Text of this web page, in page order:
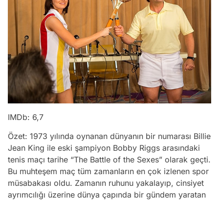
IMDb: 6,7
Özet: 1973 yılında oynanan dünyanın bir numarası Billie
Jean King ile eski şampiyon Bobby Riggs arasındaki
tenis maçı tarihe “The Battle of the Sexes” olarak geçti.
Bu muhteşem maç tüm zamanların en çok izlenen spor
müsabakası oldu. Zamanın ruhunu yakalayıp, cinsiyet
ayrımcılığı üzerine dünya çapında bir gündem yaratan